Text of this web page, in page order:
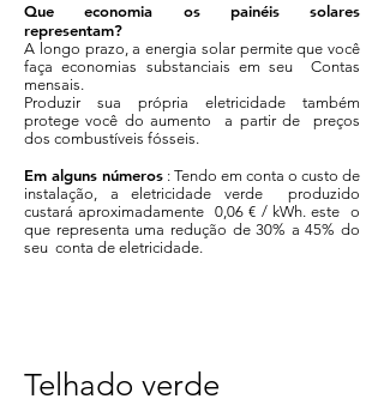
Que economia os painéis solares
representam?
A longo prazo, a energia solar permite que você
faça economias substanciais em seu Contas
mensais.
Produzir sua própria eletricidade também
protege você do aumento a partir de preços
dos combustíveis fósseis.
Em alguns números : Tendo em conta o custo de
instalação, a eletricidade verde produzido
custará aproximadamente 0,06 € / kWh. este o
que representa uma redução de 30% a 45% do
seu conta de eletricidade.
Telhado verde